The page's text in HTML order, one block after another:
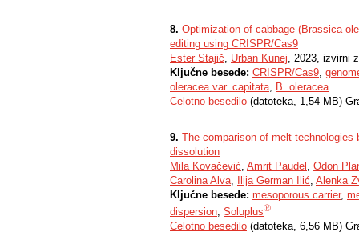
8. Optimization of cabbage (Brassica
editing using CRISPR/Cas9
Ester Stajič, Urban Kunej, 2023, izvirni
Ključne besede: CRISPR/Cas9,
oleracea var. capitata, B. oleracea
Celotno besedilo (datoteka, 1,54 MB)
9. The comparison of melt technologies
dissolution
Mila Kovačević, Amrit Paudel , Odon
Carolina Alva, Ilija German Ilić, Alenka
Ključne besede: mesoporous carrier,
dispersion SoluplusⓇ
Ⓡ
Celotno besedilo (datoteka, 6,56 MB)